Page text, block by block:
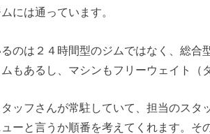
には通っています。
のは２４時間型のジムではなく、総合
もあるし、マシンもフリーウェイト（
ッフさんが常駐していて、担当のスタ
ーと言うか順番を考えてくれます。そ